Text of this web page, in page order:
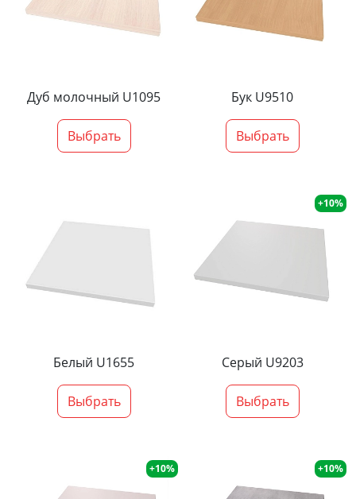
Дуб молочный U1095
Выбрать
Бук U9510
Выбрать
Белый U1655
Выбрать
+10%
Серый U9203
Выбрать
+10% +10%